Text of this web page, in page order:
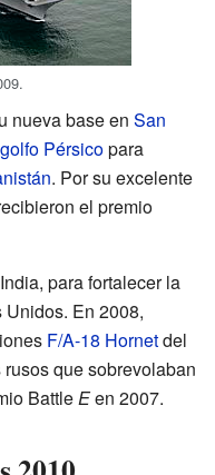
nueva base en San
golfo Pérsicopara
. Por su excelente
el premio
para fortalecer la
En 2008,
F/A-18 Hornetdel
que sobrevolaban
BattleEen 2007.